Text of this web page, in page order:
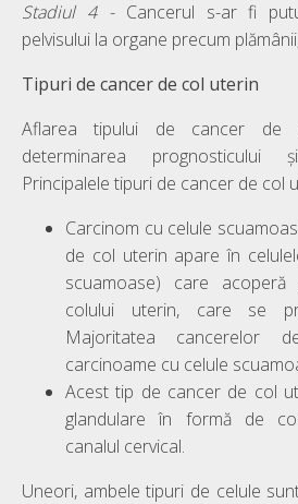
Stadiul 4 - Cancerul s-ar fi
pelvisului la organe precum
Tipuri de cancer de col uterin
Aflarea tipului de cancer
determinarea prognosticului
Principalele tipuri de cancer de col
Carcinom cu celule
de col uterin apare în
scuamoase) care
colului uterin, care se
Majoritatea cancerelor
carcinoame cu celule
Acest tip de cancer de col
glandulare în formă de
canalul cervical.
Uneori, ambele tipuri de celule